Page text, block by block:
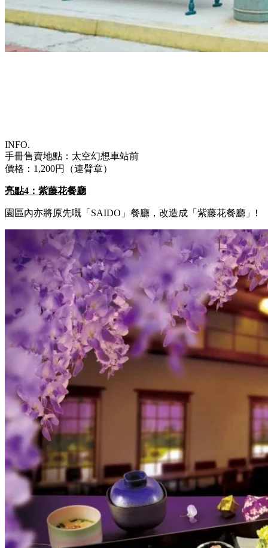
INFO.
手冊售賣地點：太空幻想車站前
價格：1,200円（連臂章）
亮點4：紫藤花餐廳
園區內亦將原先嘅「SAIDO」餐廳，改造成「紫藤花餐廳」!